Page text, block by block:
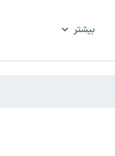
بیشتر